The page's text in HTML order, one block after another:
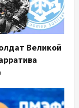
Великой